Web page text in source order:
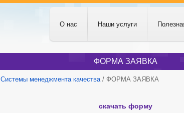
О нас Наши услуги
ФОРМА ЗАЯВКА
Системы менеджмента качества/ ФОРМА ЗАЯВКА
скачать форму